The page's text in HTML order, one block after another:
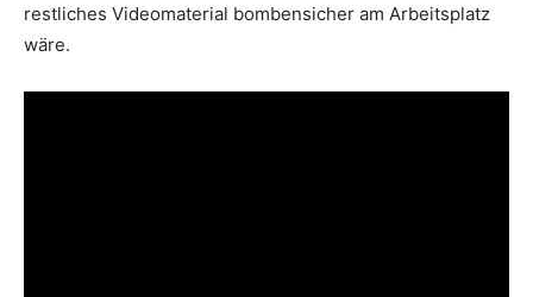
restliches Videomaterial bombensicher am Arbeitsplatz
wäre.